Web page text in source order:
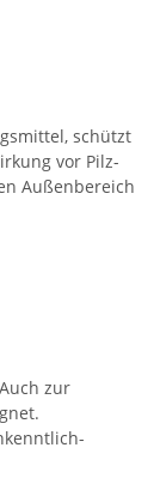
schützt
vor Pilz-
Außenbereich
zur